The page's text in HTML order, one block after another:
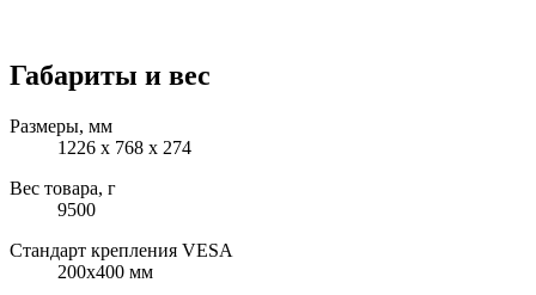
Габариты и вес
Размеры, мм
1226 x 768 x 274
Вес товара, г
9500
Стандарт крепления VESA
200x400 мм